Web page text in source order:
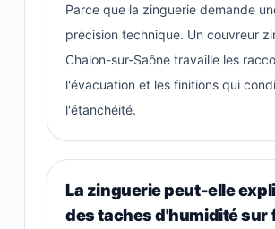
Parce que la zinguerie demande
précision technique. Un couvreur
Chalon-sur-Saône travaille les
l'évacuation et les finitions qui
l'étanchéité.
La zinguerie peut-elle
des taches d'humidité sur